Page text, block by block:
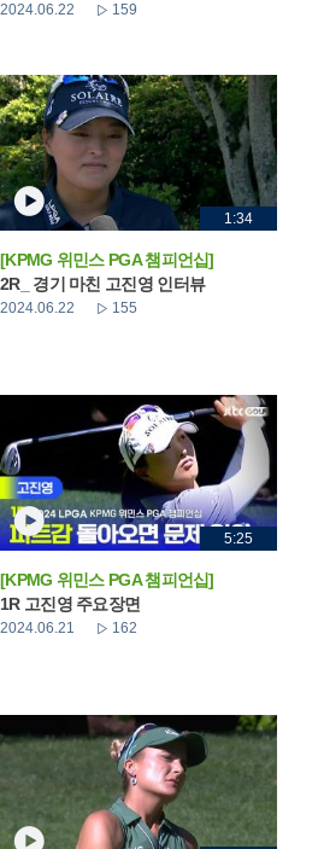
2024.06.22 159
1:34
[KPMG 위민스 PGA 챔피언십]
2R_ 경기 마친 고진영 인터뷰
2024.06.22 155
5:25
[KPMG 위민스 PGA 챔피언십]
1R 고진영 주요장면
2024.06.21 162